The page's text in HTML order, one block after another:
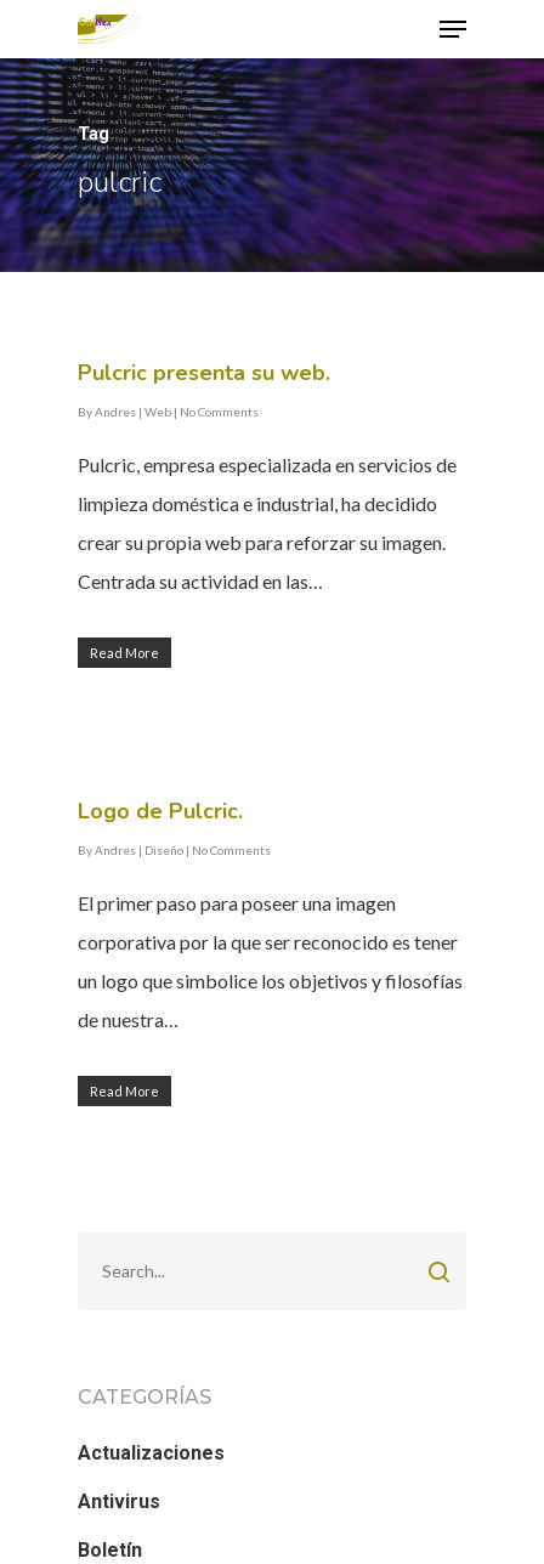
Hit enter to search or ESC to close
Tag
pulcric
Pulcric presenta su web.
ByAndres | Web | No Comments
Pulcric, empresa especializada en servicios de
limpieza doméstica e industrial, ha decidido
crear su propia web para reforzar su imagen.
Centrada su actividad en las…
Read More
Logo de Pulcric.
ByAndres | Diseño | No Comments
El primer paso para poseer una imagen
corporativa por la que ser reconocido es tener
un logo que simbolice los objetivos y filosofías
de nuestra…
Read More
CATEGORÍAS
Actualizaciones
Antivirus
Boletín